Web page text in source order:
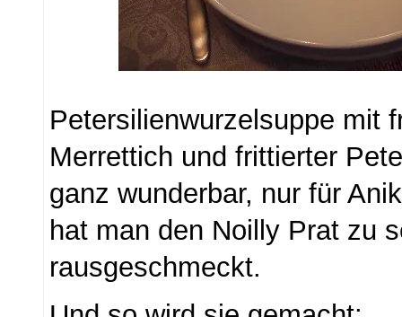
Petersilienwurzelsuppe mit
Merrettich und frittierter
ganz wunderbar, nur für
hat man den Noilly Prat zu
rausgeschmeckt.